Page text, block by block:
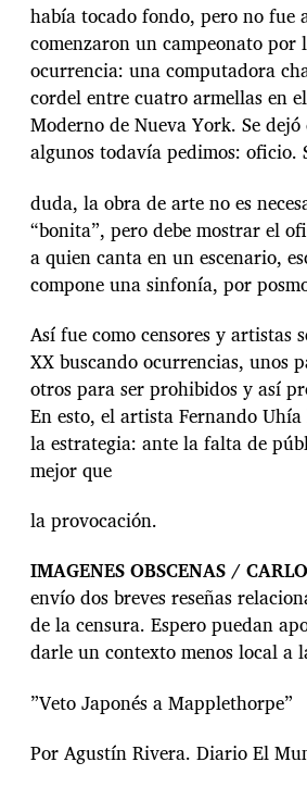
había tocado fondo, pero no fue
comenzaron un campeonato por
ocurrencia: una computadora
cordel entre cuatro armellas en
Moderno de Nueva York. Se
algunos todavía pedimos: oficio.
duda, la obra de arte no es
“bonita”, pero debe mostrar el
a quien canta en un escenario,
compone una sinfonía, por
Así fue como censores y artistas
XX buscando ocurrencias, unos
otros para ser prohibidos y así
En esto, el artista Fernando
la estrategia: ante la falta de
mejor que
la provocación.
IMAGENES OBSCENAS /
envío dos breves reseñas
de la censura. Espero puedan
darle un contexto menos local a
”Veto Japonés a Mapplethorpe”
Por Agustín Rivera. Diario El